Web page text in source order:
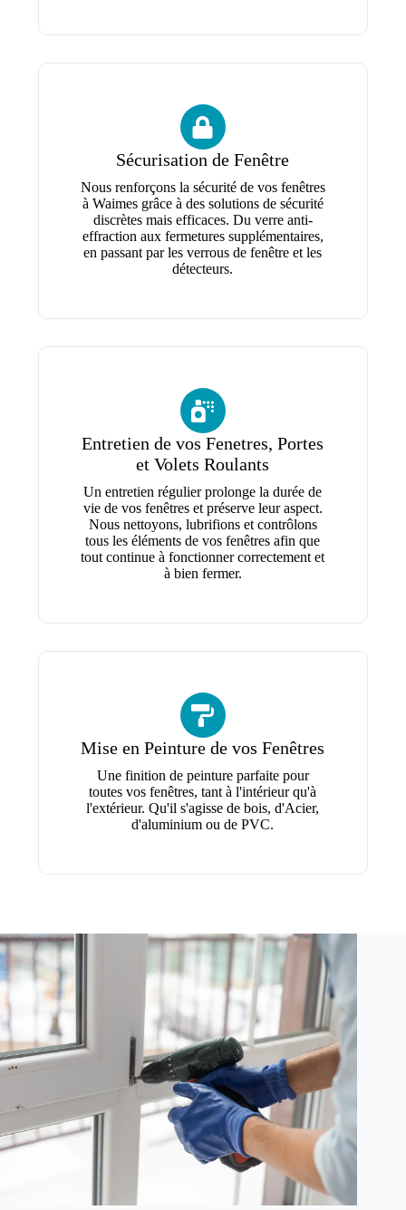
Sécurisation de Fenêtre
Nous renforçons la sécurité de vos fenêtres
à Waimes grâce à des solutions de sécurité
discrètes mais efficaces. Du verre anti-
effraction aux fermetures supplémentaires,
en passant par les verrous de fenêtre et les
détecteurs.
Entretien de vos Fenetres, Portes
et Volets Roulants
Un entretien régulier prolonge la durée de
vie de vos fenêtres et préserve leur aspect.
Nous nettoyons, lubrifions et contrôlons
tous les éléments de vos fenêtres afin que
tout continue à fonctionner correctement et
à bien fermer.
Mise en Peinture de vos Fenêtres
Une finition de peinture parfaite pour
toutes vos fenêtres, tant à l'intérieur qu'à
l'extérieur. Qu'il s'agisse de bois, d'Acier,
d'aluminium ou de PVC.